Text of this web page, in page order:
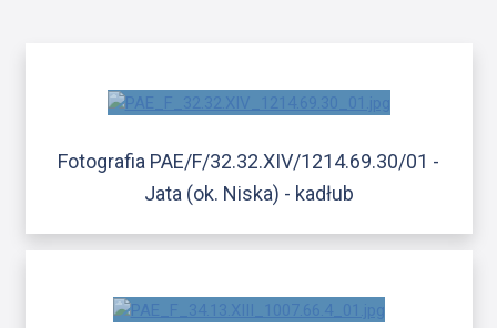
Fotografia PAE/F/32.32.XIV/1214.69.30/01 -
Jata (ok. Niska) - kadłub